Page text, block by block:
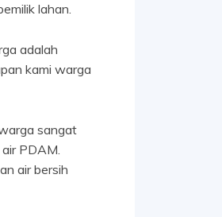
lahan.
adalah
kami warga
sangat
PDAM.
air bersih